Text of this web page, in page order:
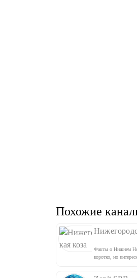
Похожие
Факты о Нижнем
коротко, но